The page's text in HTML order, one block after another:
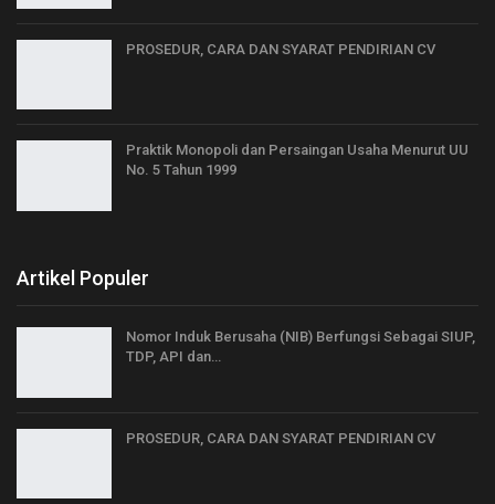
PROSEDUR, CARA DAN SYARAT PENDIRIAN CV
Praktik Monopoli dan Persaingan Usaha Menurut UU
No. 5 Tahun 1999
Artikel Populer
Nomor Induk Berusaha (NIB) Berfungsi Sebagai SIUP,
TDP, API dan…
PROSEDUR, CARA DAN SYARAT PENDIRIAN CV